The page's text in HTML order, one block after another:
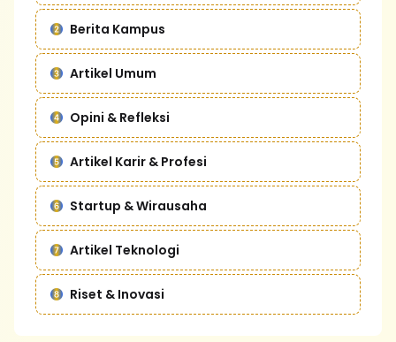
Berita Kampus
Artikel Umum
Opini & Refleksi
Artikel Karir & Profesi
Startup & Wirausaha
Artikel Teknologi
Riset & Inovasi